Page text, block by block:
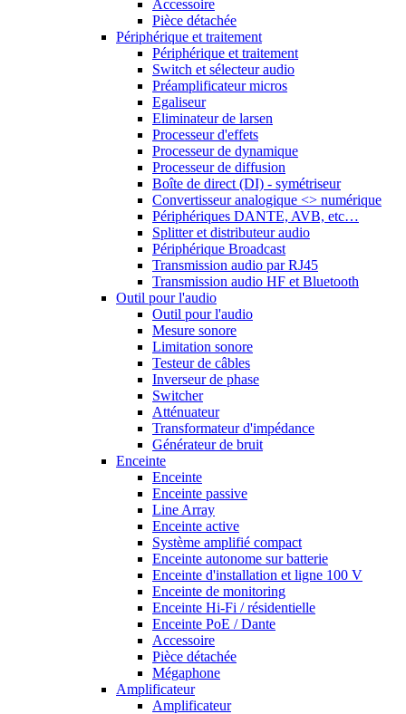
Accessoire
Pièce détachée
Périphérique et traitement
Périphérique et traitement
Switch et sélecteur audio
Préamplificateur micros
Egaliseur
Eliminateur de larsen
Processeur d'effets
Processeur de dynamique
Processeur de diffusion
Boîte de direct (DI) - symétriseur
Convertisseur analogique <> numérique
Périphériques DANTE, AVB, etc…
Splitter et distributeur audio
Périphérique Broadcast
Transmission audio par RJ45
Transmission audio HF et Bluetooth
Outil pour l'audio
Outil pour l'audio
Mesure sonore
Limitation sonore
Testeur de câbles
Inverseur de phase
Switcher
Atténuateur
Transformateur d'impédance
Générateur de bruit
Enceinte
Enceinte
Enceinte passive
Line Array
Enceinte active
Système amplifié compact
Enceinte autonome sur batterie
Enceinte d'installation et ligne 100 V
Enceinte de monitoring
Enceinte Hi-Fi / résidentielle
Enceinte PoE / Dante
Accessoire
Pièce détachée
Mégaphone
Amplificateur
Amplificateur